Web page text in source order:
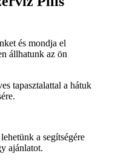
és mondja el
állhatunk az ön
tapasztalattal a hátuk
a segítségére
ajánlatot.